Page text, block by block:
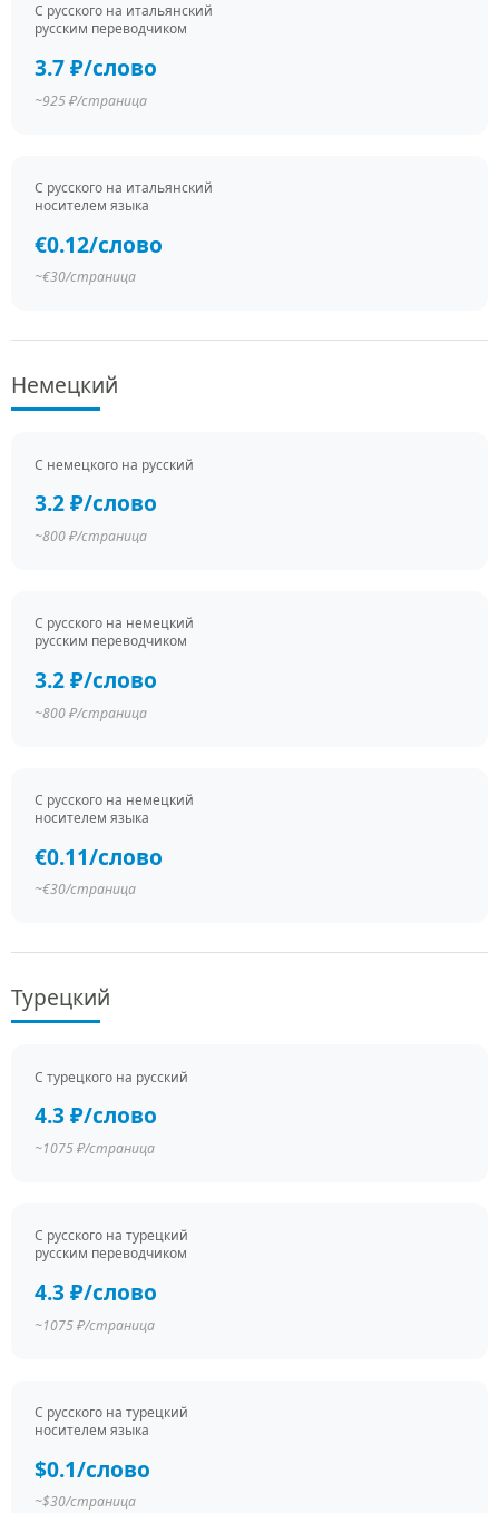
С русского на итальянский
русским переводчиком
3.7 ₽/слово
~925 ₽/страница
С русского на итальянский
носителем языка
€0.12/слово
~€30/страница
Немецкий
С немецкого на русский
3.2 ₽/слово
~800 ₽/страница
С русского на немецкий
русским переводчиком
3.2 ₽/слово
~800 ₽/страница
С русского на немецкий
носителем языка
€0.11/слово
~€30/страница
Турецкий
С турецкого на русский
4.3 ₽/слово
~1075 ₽/страница
С русского на турецкий
русским переводчиком
4.3 ₽/слово
~1075 ₽/страница
С русского на турецкий
носителем языка
$0.1/слово
~$30/страница